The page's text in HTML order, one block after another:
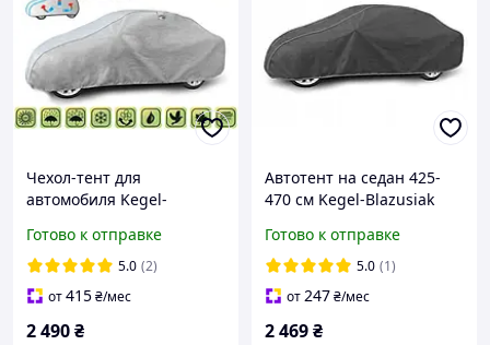
Чехол-тент для
автомобиля Kegel-
Sedan (5-4112-248-3020)
Готово к отправке
5.0 (2)
от415₴/мес
2 490₴
Автотент на седан 425-
470 см Kegel-Blazusiak
Sedan L /5-4322-248-4010
Готово к отправке
5.0 (1)
от247₴/мес
2 469₴